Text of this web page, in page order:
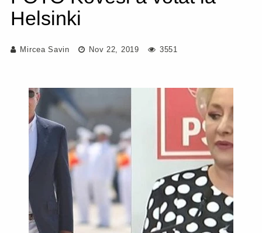
Helsinki
Mircea Savin Nov 22, 2019 3551